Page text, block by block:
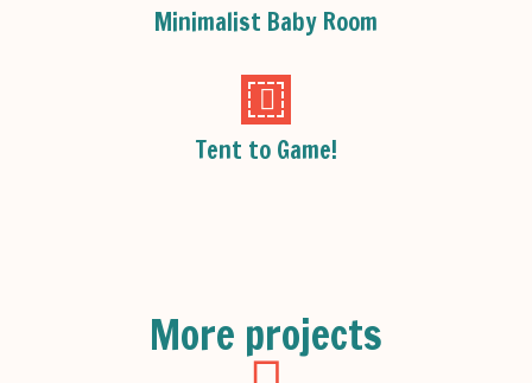
Minimalist Baby Room
Tent to Game!
More projects